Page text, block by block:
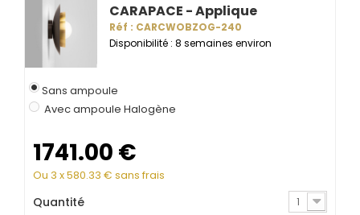
CARAPACE - Applique
Réf : CARCWOBZOG-240
Disponibilité : 8 semaines environ
Sans ampoule
Avec ampoule Halogène
1741.00 €
Ou 3 x580.33 € sans frais
Quantité 1